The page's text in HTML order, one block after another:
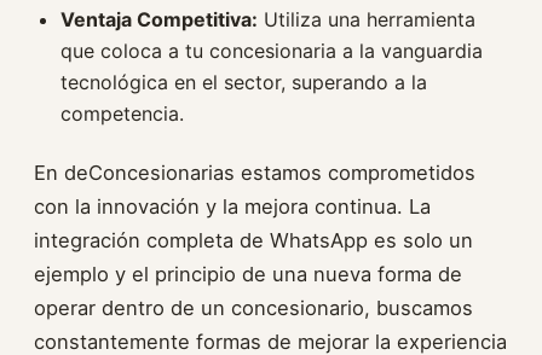
Ventaja Competitiva: Utiliza una herramienta
que coloca a tu concesionaria a la vanguardia
tecnológica en el sector, superando a la
competencia.
En deConcesionarias estamos comprometidos
con la innovación y la mejora continua. La
integración completa de WhatsApp es solo un
ejemplo y el principio de una nueva forma de
operar dentro de un concesionario, buscamos
constantemente formas de mejorar la experiencia